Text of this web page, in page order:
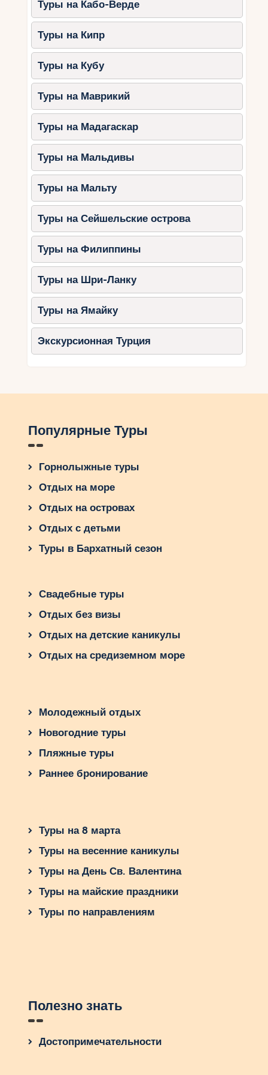
возможностей для зимнего отдыха.
Здесь можно посетить древние замки,
познакомиться с богатой историей страны или
курорты Польши — это уникальное сочетание
природы и культуры, которое оставит яркие
впечатления у каждого путешественника.
Отправляйтесь в это захватывающее
приключение и откройте для себя все прелести,
которые Польша может предложить. Что же
будет вашим следующим шагом?
Туры на Кабо-Верде
Туры на Кипр
Туры на Кубу
Туры на Маврикий
Туры на Мадагаскар
Туры на Мальдивы
Туры на Мальту
Туры на Сейшельские острова
Туры на Филиппины
Туры на Шри-Ланку
Туры на Ямайку
Экскурсионная Турция
Популярные Туры
Горнолыжные туры
Отдых на море
Отдых на островах
Отдых с детьми
Туры в Бархатный сезон
Свадебные туры
Отдых без визы
Отдых на детские каникулы
Отдых на средиземном море
Молодежный отдых
Новогодние туры
Пляжные туры
Раннее бронирование
Туры на 8 марта
Туры на весенние каникулы
Туры на День Св. Валентина
Туры на майские праздники
Туры по направлениям
Полезно знать
Достопримечательности